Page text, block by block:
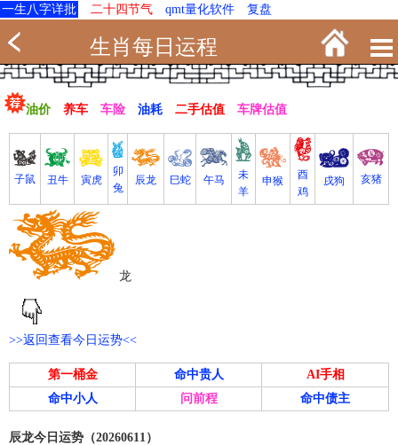
一生八字详批 二十四节气 qmt量化软件 复盘
生肖每日运程
油价 养车 车险 油耗 二手估值 车牌估值
子鼠 丑牛 寅虎
卯
兔
辰龙 巳蛇 午马
未
羊
申猴
酉
鸡
戌狗 亥猪
龙
>>返回查看今日运势<<
第一桶金 命中贵人
AI手相
命中小人
问前程 命中债主
辰龙今日运势（20260611）